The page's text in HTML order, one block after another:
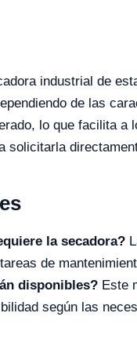
industrial de
de las
lo que facilita
la secadora?
de
disponibles? Este
según las